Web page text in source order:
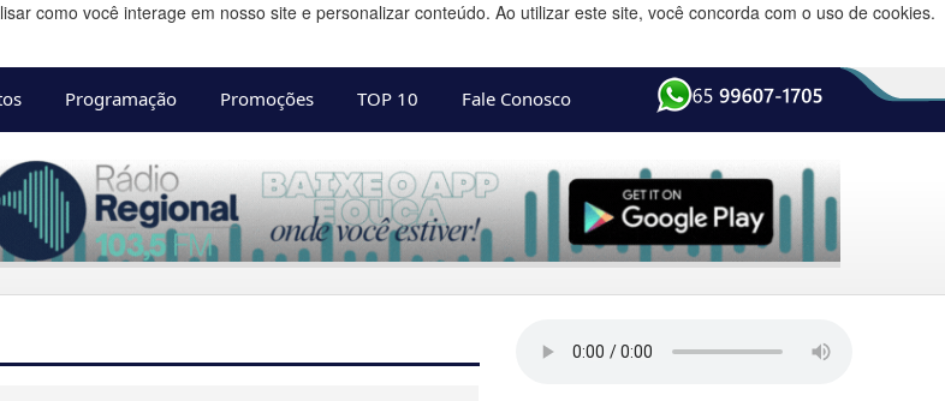
como você interage em nosso site e personalizar conteúdo. Ao utilizar este site, você concorda com o uso de cookies.
Programação Promoções TOP 10 Fale Conosco